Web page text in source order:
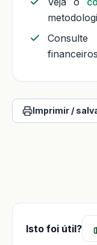
Imprimir /
Isto foi útil?